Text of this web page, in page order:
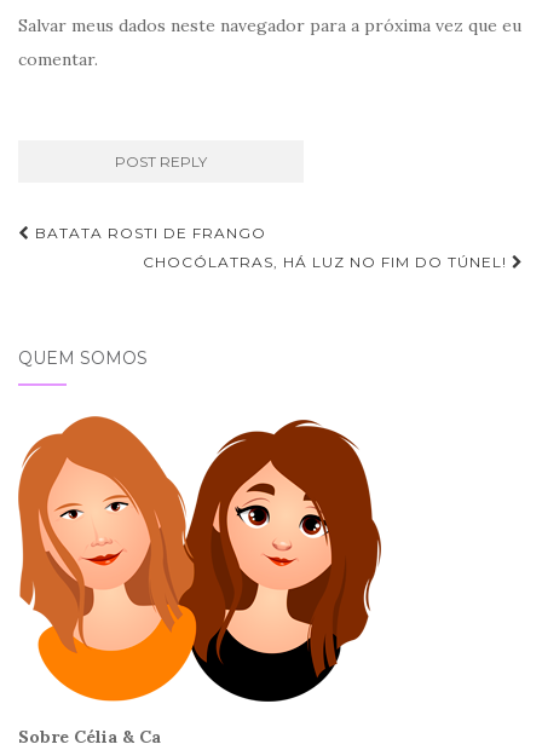
Salvar meus dados neste navegador para a próxima vez que eu
comentar.
Navegação
BATATA ROSTI DE FRANGO
CHOCÓLATRAS, HÁ LUZ NO FIM DO TÚNEL!
QUEM SOMOS
Sobre Célia & Ca